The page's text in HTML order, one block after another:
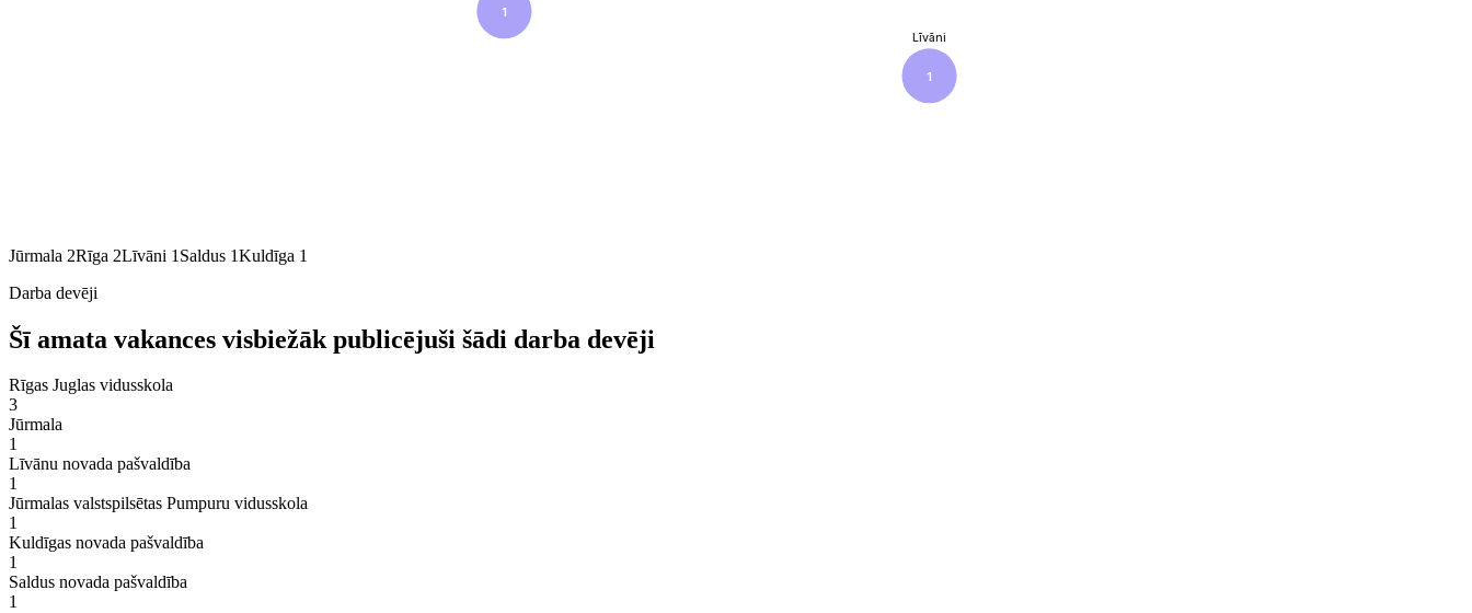
1
Līvāni
1
Jūrmala 2Rīga 2Līvāni 1 Saldus 1Kuldīga 1
Darba devēji
Šī amata vakances visbiežāk publicējuši šādi darba devēji
Rīgas Juglas vidusskola
3
Jūrmala
1
Līvānu novada pašvaldība
1
Jūrmalas valstspilsētas Pumpuru vidusskola
1
Kuldīgas novada pašvaldība
1
Saldus novada pašvaldība
1